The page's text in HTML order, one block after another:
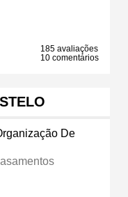
185 avaliações
10 comentários
De